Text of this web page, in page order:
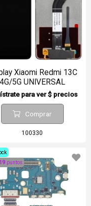
Xiaomi Redmi 13C
4G/5G UNIVERSAL
para ver $ precios
Comprar
100330
puntos